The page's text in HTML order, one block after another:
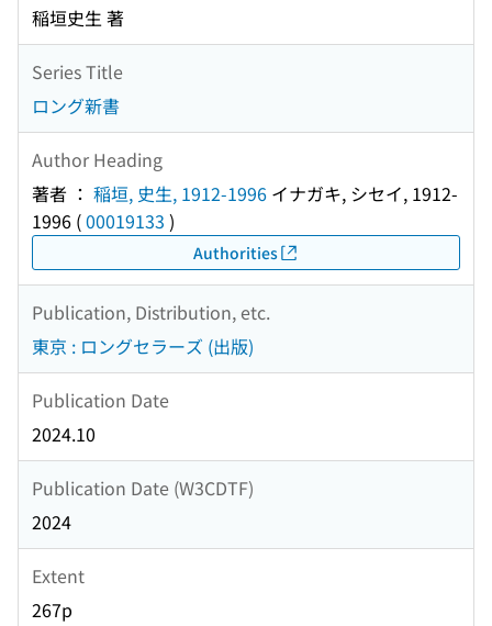
稲垣史生 著
Series Title
ロング新書
Author Heading
著者 ： 稲垣, 史生, 1912-1996 イナガキ, シセイ, 1912-
1996 (00019133 )
Authorities
Publication, Distribution, etc.
東京 : ロングセラーズ (出版)
Publication Date
2024.10
Publication Date (W3CDTF)
2024
Extent
267p